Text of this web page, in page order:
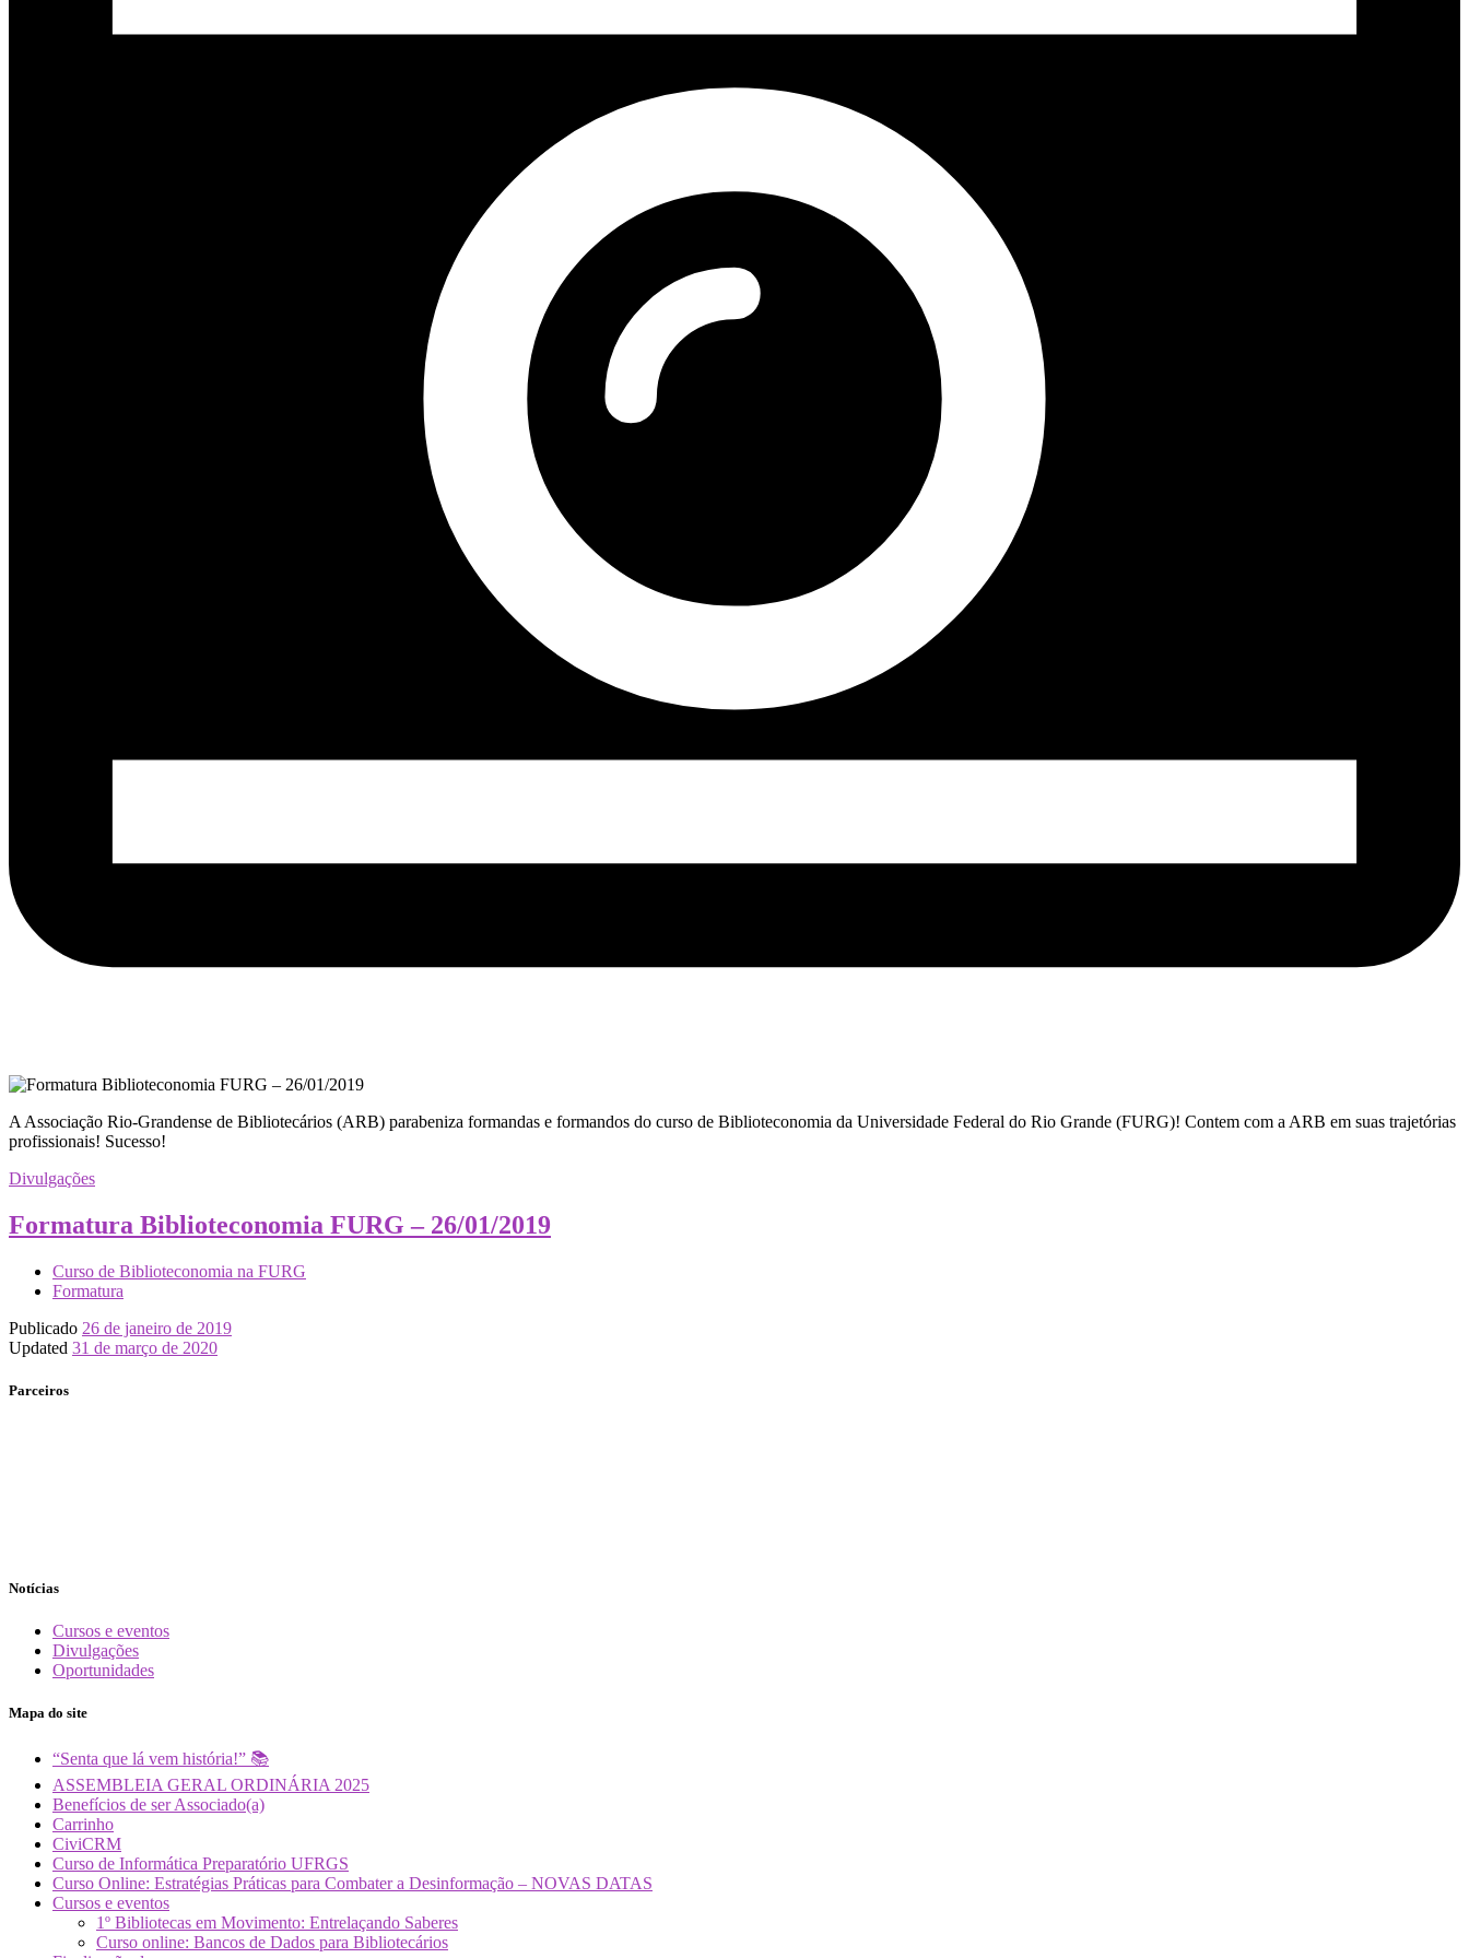
A Associação Rio-Grandense de Bibliotecários (ARB) parabeniza formandas e formandos do curso de Biblioteconomia da Universidade Federal do Rio Grande (FURG)! Contem com a ARB em suas trajetórias
profissionais! Sucesso!
Divulgações
Formatura Biblioteconomia FURG – 26/01/2019
Curso de Biblioteconomia na FURG
Formatura
Publicado 26 de janeiro de 2019
Updated 31 de março de 2020
Parceiros
Notícias
Cursos e eventos
Divulgações
Oportunidades
Mapa do site
“Senta que lá vem história!” 📚
ASSEMBLEIA GERAL ORDINÁRIA 2025
Benefícios de ser Associado(a)
Carrinho
CiviCRM
Curso de Informática Preparatório UFRGS
Curso Online: Estratégias Práticas para Combater a Desinformação – NOVAS DATAS
Cursos e eventos
1º Bibliotecas em Movimento: Entrelaçando Saberes
Curso online: Bancos de Dados para Bibliotecários